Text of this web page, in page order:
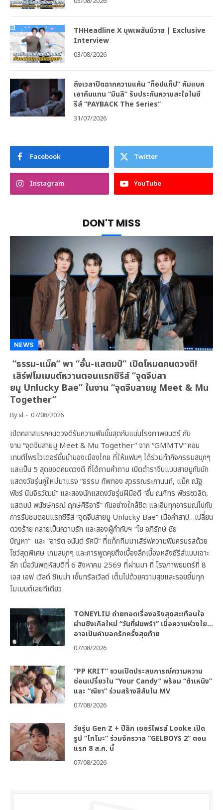
THHeadline X บุพเพสันนิวาส | Exclusive
Interview
03/08/2026
ถึงเวลาปิดฉากความแค้น “ท็อปแท็ป” คัมแบค
เอาคืนแทน “มินลี” รับประกันความสะใจในซี
รีส์ “PAYBACK The Series”
31/07/2026
Facebook Twitter
Instagram YouTube
DON'T MISS
NEWS
“ธรรม-แม็ค” พา “อั๋น-แสตมป์” เปิดโหมดคนดวงดี!
เสิร์ฟโมเมนต์หวานตอนแรกซีรีส์ “จุดจีบสา
ยมู Unlucky Bae” ในงาน “จุดจีบสายมู Meet & Mu
Together”
Bysl 07/08/2026
เปิดคลาสแรกคนดวงดีรับความฟินขั้นสุดกันแน่นโรงภาพยนตร์ กับ
งาน “จุดจีบสายมู Meet & Mu Together” จาก “GMMTV” คอน
เทนต์โพรไวเดอร์ชั้นนำของเมืองไทย ที่ให้แฟนๆ ได้ร่วมทำกิจกรรมสนุกๆ
และเป็น 5 สุดยอดคนดวงดี ที่ได้ถามคำถาม เปิดตำราจีบแบบสายมูกับนัก
แสดงวัยรุ่นคู่ใหม่มาแรง “ธรรม ทัพทอง สุวรรณระกานนท์, แม็ค ณัฐ
พัชร์ นิมจิรวัฒน์” และสองนักแสดงวัยรุ่นฝีมือดี “อั๋น ณภัทร พัชรชวลิต,
แสตมป์ พนัชษ์กรณ์ ฤกษ์ศิริอารี” กันอย่างใกล้ชิด และอินทุกอารมณ์ไปกับ
การรับชมตอนแรกซีรีส์ “จุดจีบสายมู Unlucky Bae” เมื่อคำสาป…เปลี่ยน
ดวงร้าย กลายเป็นความรัก และสองผู้กำกับฯ “โย อภิรักษ์ ชัย
ปัญหา” และ “อาร์ต อนันต์ รัศมี” ที่แท็กทีมมาเสิร์ฟความฟินครบรสด้วย
โชว์สุดพิเศษ เกมสนุกๆ และการพูดคุยถึงเบื้องลึกเบื้องหลังซีรีส์แบบเจาะ
ลึก เมื่อวันพฤหัสบดีที่ 6 สิงหาคม 2569 ที่ผ่านมา ที่ โรงภาพยนตร์ที่ 8
เอส เอฟ เวิลด์ ซีเนม่า เซ็นทรัลเวิลด์ เต็มไปด้วยความสุขและรอยยิ้มทุก
โมเมนต์เลยทีเดียว
TONEYLIU ถ่ายทอดเรื่องจริงสุดสะเทือนใจ
ผ่านซิงเกิลใหม่ “วันที่ฝนพรำ” เมื่อความห่วงใย…
อาจเป็นคำบอกรักครั้งสุดท้าย
07/08/2026
“PP KRIT” ชวนเปิดประสบการณ์ความหวาน
ซ่อนเปรี้ยวใน “Your Candy” พร้อม “ต้าเหนิง”
และ “ณิชา” ร่วมสร้างสีสันใน MV
07/08/2026
วัยรุ่น Gen Z + ปีลึก เซอร์ไพรส์ Looke เปิด
รูป “โทโมะ” ร่วมจักรวาล “GELBOYS 2” ตอน
แรก 8 ส.ค. นี้
07/08/2026